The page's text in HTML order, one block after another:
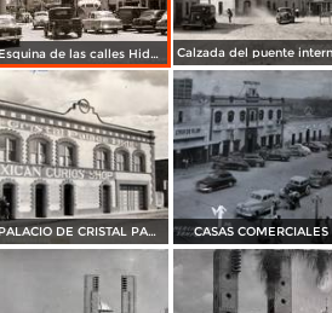
Esquina de las calles Hidalgo y Juárez
PALACIO DE CRISTAL PANORAMA CASAS COMERCIALES